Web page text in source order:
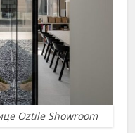
Oztile Showroom